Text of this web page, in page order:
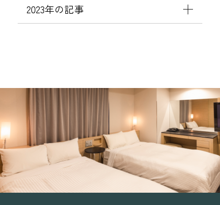
て
・
領
に
応
し
て
り
ま
2023年の記事